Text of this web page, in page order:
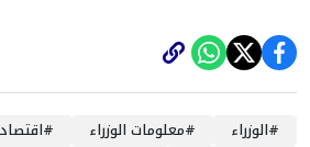
#الوزراء #معلومات الوزراء #